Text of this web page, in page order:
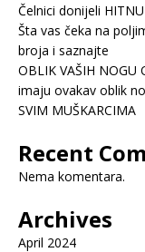
Čelnici donijeli
Šta vas čeka na
broja i saznajte
OBLIK VAŠIH NOGU
imaju ovakav oblik
SVIM MUŠKARCIMA
Recent
Nema komentara.
Archives
April 2024